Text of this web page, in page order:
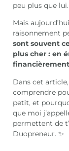
peu plus que lui.
Mais
raisonnement
sont souvent
plus cher : en
Dans cet
comprendre
petit, et
que moi
permettent de
Duopreneur. ✨